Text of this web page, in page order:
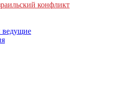
конфликт